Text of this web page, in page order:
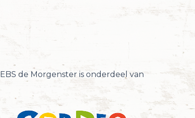
EBS de Morgenster is onderdeel van